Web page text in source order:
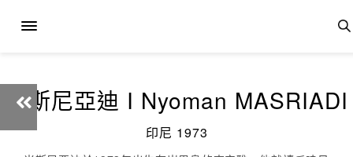
米斯尼亞迪 I Nyoman MASRIADI
印尼 1973